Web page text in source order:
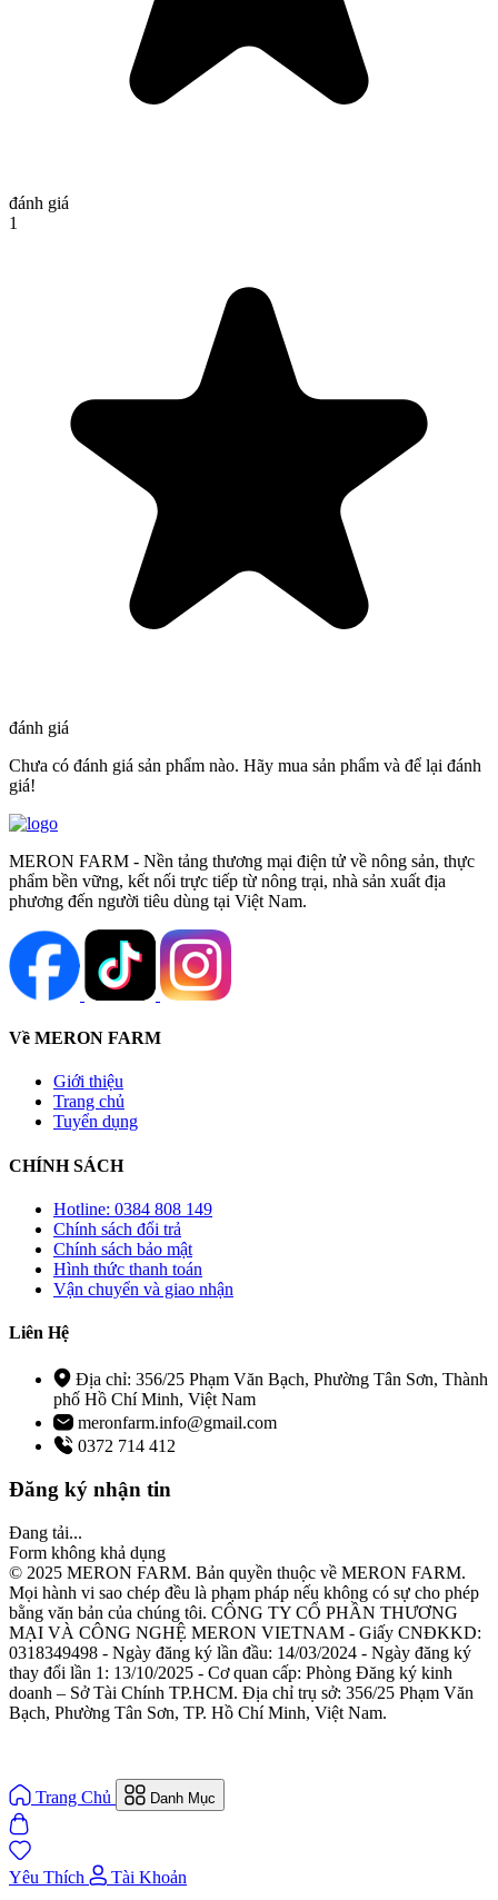
đánh giá
1
đánh giá
Chưa có đánh giá sản phẩm nào. Hãy mua sản phẩm và để lại đánh
giá!
MERON FARM - Nền tảng thương mại điện tử về nông sản, thực
phẩm bền vững, kết nối trực tiếp từ nông trại, nhà sản xuất địa
phương đến người tiêu dùng tại Việt Nam.
Về MERON FARM
Giới thiệu
Trang chủ
Tuyển dụng
CHÍNH SÁCH
Hotline: 0384 808 149
Chính sách đổi trả
Chính sách bảo mật
Hình thức thanh toán
Vận chuyển và giao nhận
Liên Hệ
Địa chỉ: 356/25 Phạm Văn Bạch, Phường Tân Sơn, Thành
phố Hồ Chí Minh, Việt Nam
meronfarm.info@gmail.com
0372 714 412
Đăng ký nhận tin
Đang tải...
Form không khả dụng
© 2025 MERON FARM. Bản quyền thuộc về MERON FARM.
Mọi hành vi sao chép đều là phạm pháp nếu không có sự cho phép
bằng văn bản của chúng tôi. CÔNG TY CỔ PHẦN THƯƠNG
MẠI VÀ CÔNG NGHỆ MERON VIETNAM - Giấy CNĐKKD:
0318349498 - Ngày đăng ký lần đầu: 14/03/2024 - Ngày đăng ký
thay đổi lần 1: 13/10/2025 - Cơ quan cấp: Phòng Đăng ký kinh
doanh – Sở Tài Chính TP.HCM. Địa chỉ trụ sở: 356/25 Phạm Văn
Bạch, Phường Tân Sơn, TP. Hồ Chí Minh, Việt Nam.
Trang Chủ Danh Mục
Yêu Thích Tài Khoản